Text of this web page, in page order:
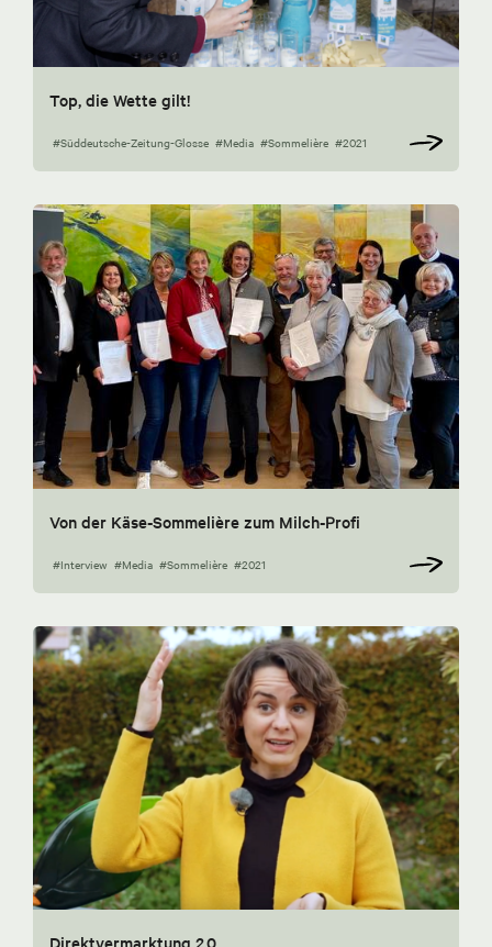
Top, die Wette gilt!
#Süddeutsche-Zeitung-Glosse #Media #Sommelière #2021
Von der Käse-Sommelière zum Milch-Profi
#Interview #Media #Sommelière #2021